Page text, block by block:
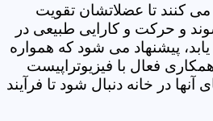
می کنند تا عضلاتشان تقویت
و حرکت و کارایی طبیعی در
پیشنهاد می شود که همواره
فعال با فیزیوتراپیست
در خانه دنبال شود تا فرآیند